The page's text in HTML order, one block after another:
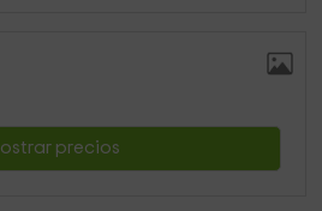
precios